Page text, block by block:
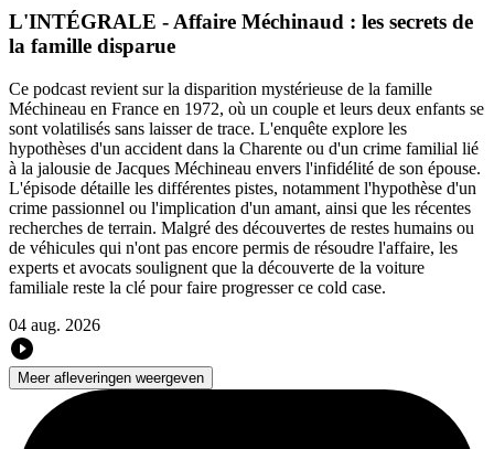
L'INTÉGRALE - Affaire Méchinaud : les secrets de
la famille disparue
Ce podcast revient sur la disparition mystérieuse de la famille
Méchineau en France en 1972, où un couple et leurs deux enfants se
sont volatilisés sans laisser de trace. L'enquête explore les
hypothèses d'un accident dans la Charente ou d'un crime familial lié
à la jalousie de Jacques Méchineau envers l'infidélité de son épouse.
L'épisode détaille les différentes pistes, notamment l'hypothèse d'un
crime passionnel ou l'implication d'un amant, ainsi que les récentes
recherches de terrain. Malgré des découvertes de restes humains ou
de véhicules qui n'ont pas encore permis de résoudre l'affaire, les
experts et avocats soulignent que la découverte de la voiture
familiale reste la clé pour faire progresser ce cold case.
04 aug. 2026
Meer afleveringen weergeven